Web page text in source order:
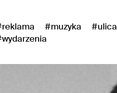
#muzyka #ulica